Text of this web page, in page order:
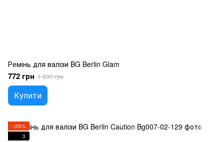
Ремінь для валізи BG Berlin Glam
772 грн 1 030 грн
Купити
−25%
3